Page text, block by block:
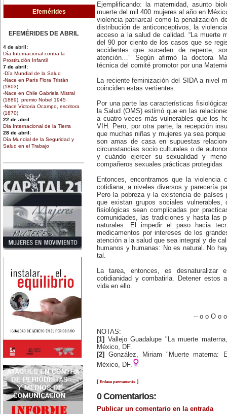
Efemérides
EFEMÉRIDES DE ABRIL
4 de abril:
Día Internacional contra la
Prostitución Infantil
7 de abril:
-Día Mundial de la Salud
-Nace en París Flora Tristán
(1803)
-Nace en Chile Gabriela Mistral
(1889), premio Nobel 1945
-Nace Victoria Ocampo, escritora
(1870)
22 de abril:
Día Internacional de la Tierra
28 de abril:
Día Mundial de la Seguridad y
Salud en el Trabajo
EFEMÉRIDES DE MARZO
1 de marzo:
Nace en Santiago, Chile, la
escritora Mercedes Valenzuela
Alvarez (1924-1993), más
conocida como Mercedes
Valdivieso. En 1961 publica 'La
Brecha', considerada como la
primera novela feminista de
Latinoamérica.
4 de marzo:
En México muere Adelina
Zendejas (1909-1993), periodista,
derechos de las mujeres.
5 de marzo:
En Dijon fallece Gabrielle Suchon
(1703), notable filósofa francesa,
autora del Tratado de la moral y
de la política (1693), la primera
obra explícitamente filosófica
escrita por una mujer en el
8 de marzo:
nace Juana Fernández Morales
(1895-1980), poeta conocida
Ibarbourou, o 'Juana de América'.
Se la considera una de las figuras
clave de la poesía
hispanoamericana
contemporánea.
14 de marzo:
Nace, en la Ciudad de México,
Ejemplificando: la maternidad, asunto
muerte del mil 400 mujeres al año en
violencia patriarcal como la penalización
distribución de anticonceptivos, la
acceso a la salud de calidad. “La muerte
del 90 por ciento de los casos que se
accidentes que suceden de repente,
atención…” Según afirmó la doctora
técnica del comité promotor por una
La reciente feminización del SIDA a nivel
coinciden estas vertientes:
Por una parte las características
la Salud (OMS) estimó que en las
a cuatro veces más vulnerables que los
VIH. Pero, por otra parte, la recepción
que muchas niñas y mujeres ya sea
son amas de casa en supuestas
circunstancias socio culturales o de
y cuándo ejercer su sexualidad y
compañeros sexuales prácticas protegidas
Entonces, encontramos que la
cotidiana, a niveles diversos y parecería
Pero la pobreza y la existencia de países
que existan grupos sociales vulnerables,
fisiológicas sean complicadas por
comunidades, las tradiciones y hasta las
naturales. El impedir el paso hacia
medicamentos por intereses de los
atención a la salud que sea integral y de
humanos y humanas: No es natural. No
tal.
La tarea, entonces, es desnaturalizar
cotidianidad y combatirla. Detener estos
vida en ello.
-- o o O o
NOTAS:
[1]
Vallejo Guadalupe "La muerte
México, DF.
[2]
González, Miriam "Muerte materna:
México, DF.
[ Enlace permanente]
0 Comentarios:
Publicar un comentario en la entrada